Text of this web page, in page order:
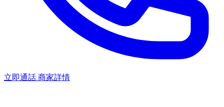
立即通話 商家詳情